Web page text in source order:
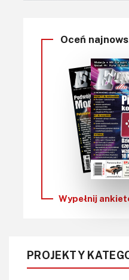
Oceń
Wypełnij
PROJEKTY